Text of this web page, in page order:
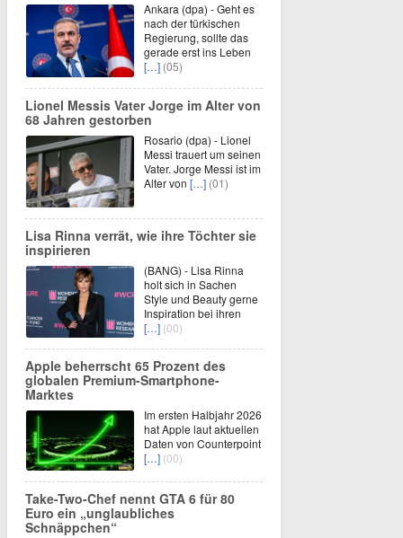
Ankara (dpa) - Geht es
nach der türkischen
Regierung, sollte das
gerade erst ins Leben
[…] (05)
Lionel Messis Vater Jorge im Alter von
68 Jahren gestorben
Rosario (dpa) - Lionel
Messi trauert um seinen
Vater. Jorge Messi ist im
Alter von […] (01)
Lisa Rinna verrät, wie ihre Töchter sie
inspirieren
(BANG) - Lisa Rinna
holt sich in Sachen
Style und Beauty gerne
Inspiration bei ihren
[…] (00)
Apple beherrscht 65 Prozent des
globalen Premium-Smartphone-
Marktes
Im ersten Halbjahr 2026
hat Apple laut aktuellen
Daten von Counterpoint
[…] (00)
Take-Two-Chef nennt GTA 6 für 80
Euro ein „unglaubliches
Schnäppchen“